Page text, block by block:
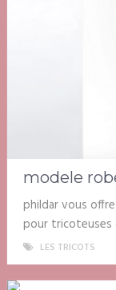
modele
phildar vous
pour tricoteuses
LES TRICOTS